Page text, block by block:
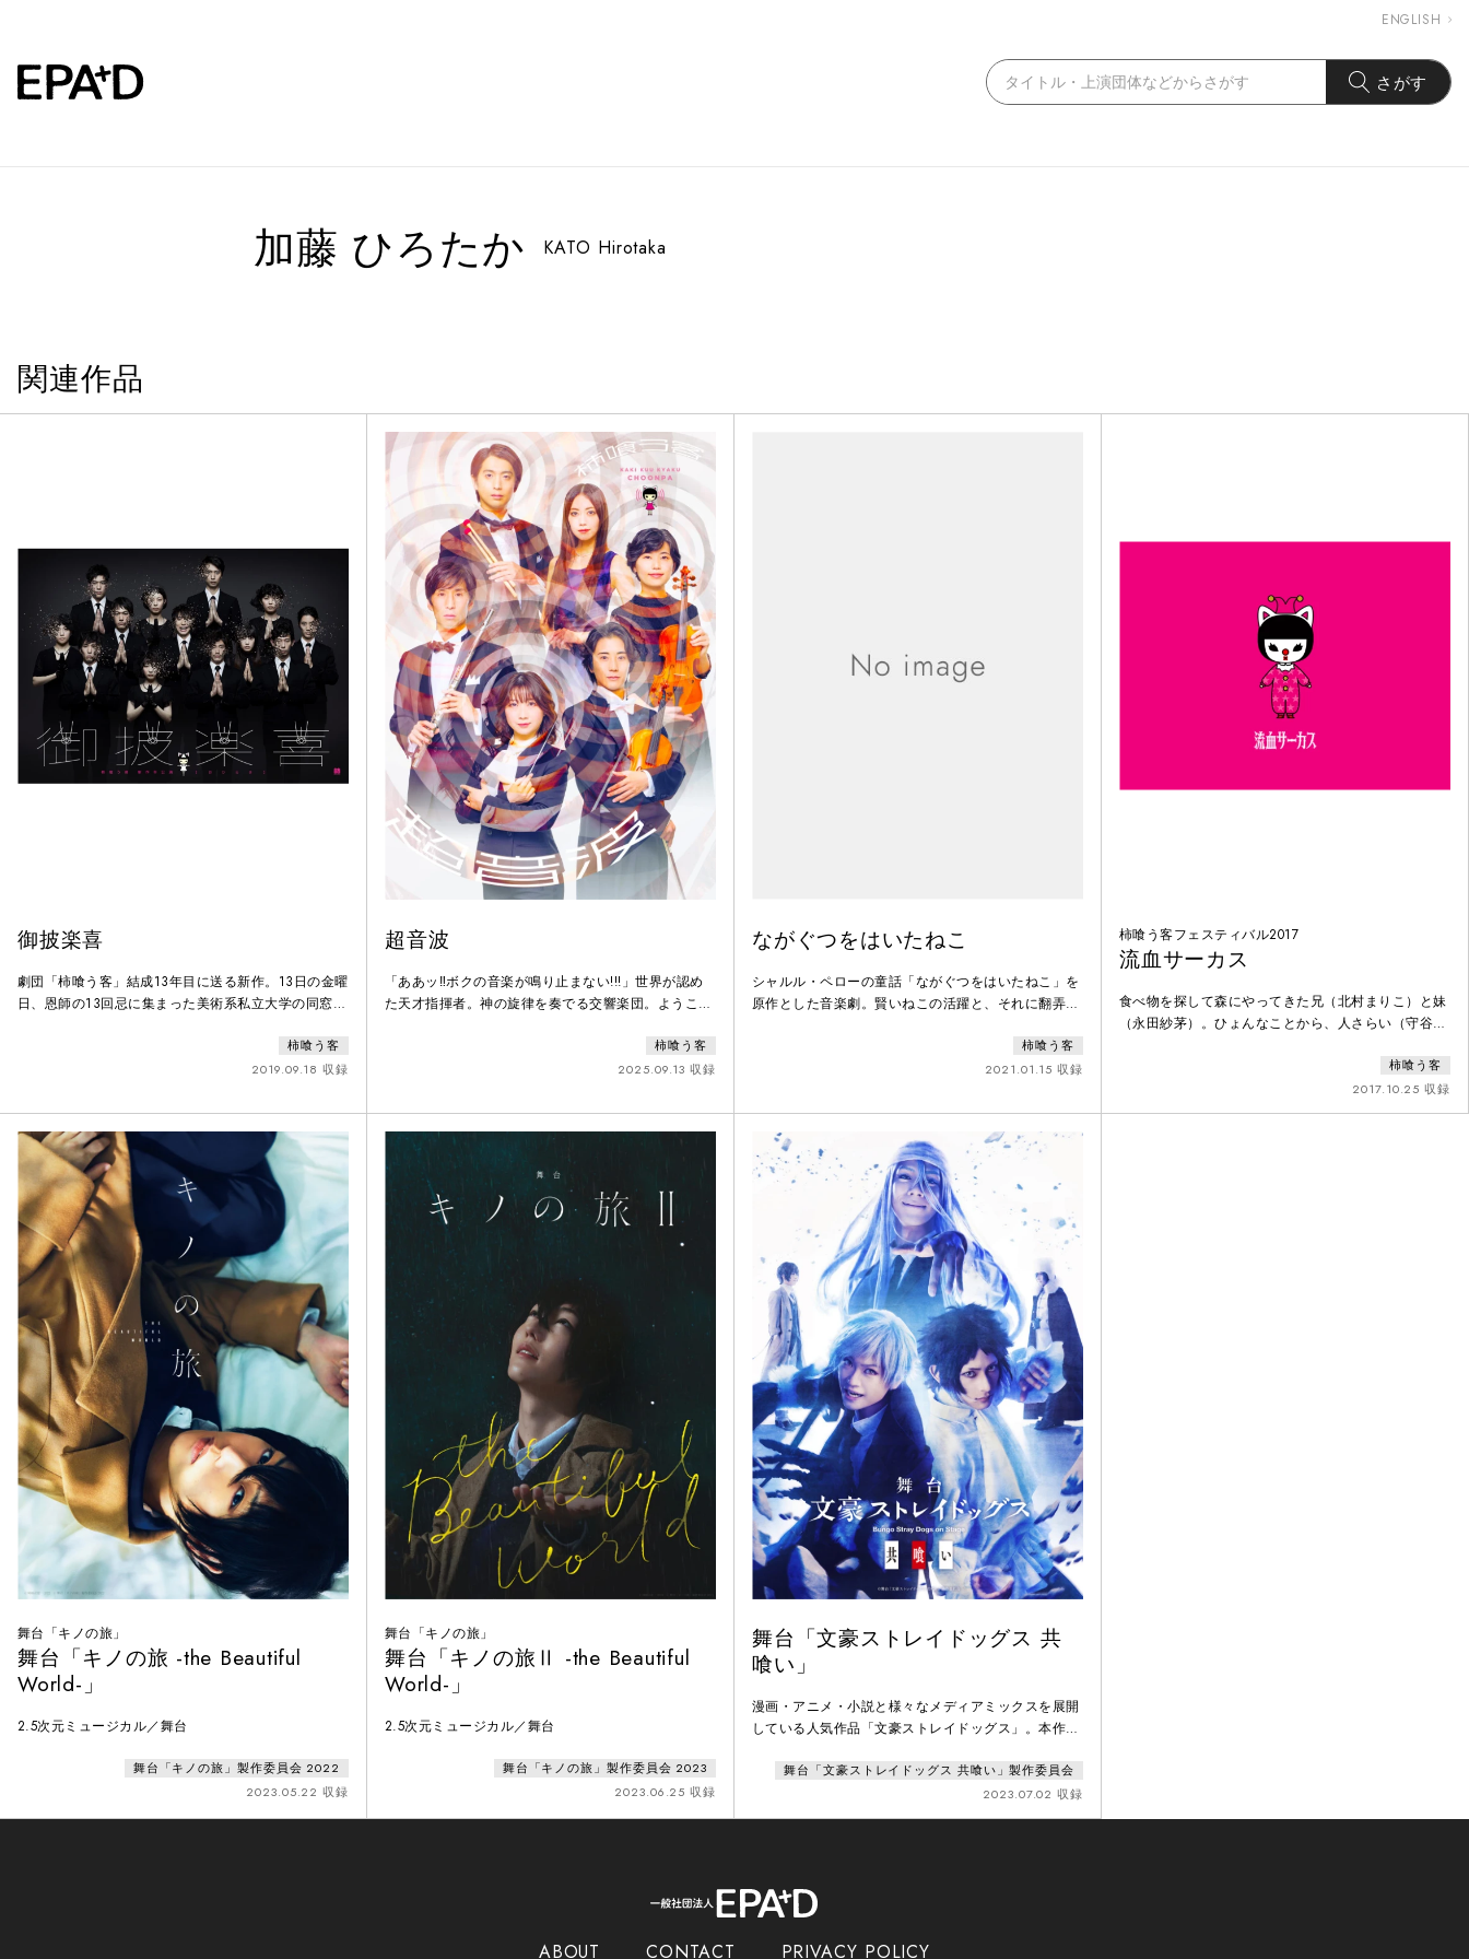
ENGLISH
さがす
加藤 ひろたか KATO Hirotaka
関連作品
御披楽喜
劇団「柿喰う客」結成13年目に送る新作。13日の金曜
日、恩師の13回忌に集まった美術系私立大学の同窓生
柿喰う客
2019.09.18 収録
超音波
「ああッ‼ボクの音楽が鳴り止まない!!!」世界が認め
た天才指揮者。神の旋律を奏でる交響楽団。ようこ
柿喰う客
2025.09.13 収録
ながぐつをはいたねこ
シャルル・ペローの童話「ながぐつをはいたねこ」を
原作とした音楽劇。賢いねこの活躍と、それに翻弄さ
の最後には、財産や名誉などではない「本当に大切な
柿喰う客
2021.01.15 収録
柿喰う客フェスティバル2017
流血サーカス
食べ物を探して森にやってきた兄（北村まりこ）と妹
（永田紗茅）。ひょんなことから、人さらい（守谷勇
はサーカス団に売られてしまう。兄は有名になり妹を
迎えに行くために、サーカス団で芸を磨くことを決
め、団長（とよだ恭兵）や見世物女（七味まゆ味）に
柿喰う客
2017.10.25 収録
舞台「キノの旅」
舞台「キノの旅 -the Beautiful
World-」
2.5次元ミュージカル／舞台
舞台「キノの旅」製作委員会 2022
2023.05.22 収録
舞台「キノの旅」
舞台「キノの旅Ⅱ -the Beautiful
World-」
2.5次元ミュージカル／舞台
舞台「キノの旅」製作委員会 2023
2023.06.25 収録
舞台「文豪ストレイドッグス 共
喰い」
漫画・アニメ・⼩説と様々なメディアミックスを展開
している⼈気作品「⽂豪ストレイドッグス」。本作
レイドッグス」第3シーズンを原作に、舞台ならでは
の表現で「共喰い」のエピソードを描きました。
舞台「文豪ストレイドッグス 共喰い」製作委員会
2023.07.02 収録
ABOUT CONTACT PRIVACY POLICY